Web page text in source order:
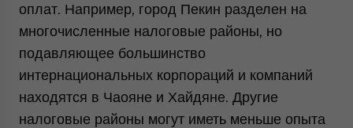
оплат. Например, город Пекин разделен на
многочисленные налоговые районы, но
подавляющее большинство
интернациональных корпораций и компаний
находятся в Чаояне и Хайдяне. Другие
налоговые районы могут иметь меньше опыта